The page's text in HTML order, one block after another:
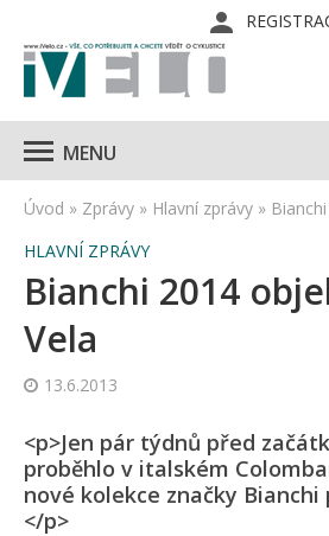
MENU
Úvod » Zprávy » Hlavní zprávy »
HLAVNÍ ZPRÁVY
Bianchi 2014
Vela
13.6.2013
<p>Jen pár týdnů před
proběhlo v italském
nové kolekce značky Bianchi
</p>